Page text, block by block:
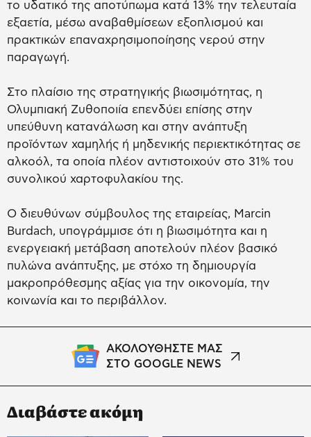
το υδατικό της αποτύπωμα κατά 13% την τελευταία
εξαετία, μέσω αναβαθμίσεων εξοπλισμού και
πρακτικών επαναχρησιμοποίησης νερού στην
παραγωγή.
Στο πλαίσιο της στρατηγικής βιωσιμότητας, η
Ολυμπιακή Ζυθοποιία επενδύει επίσης στην
υπεύθυνη κατανάλωση και στην ανάπτυξη
προϊόντων χαμηλής ή μηδενικής περιεκτικότητας σε
αλκοόλ, τα οποία πλέον αντιστοιχούν στο 31% του
συνολικού χαρτοφυλακίου της.
Ο διευθύνων σύμβουλος της εταιρείας, Marcin
Burdach, υπογράμμισε ότι η βιωσιμότητα και η
ενεργειακή μετάβαση αποτελούν πλέον βασικό
πυλώνα ανάπτυξης, με στόχο τη δημιουργία
μακροπρόθεσμης αξίας για την οικονομία, την
κοινωνία και το περιβάλλον.
ΑΚΟΛΟΥΘΗΣΤΕ ΜΑΣ
ΣΤΟ GOOGLE NEWS
Διαβάστε ακόμη